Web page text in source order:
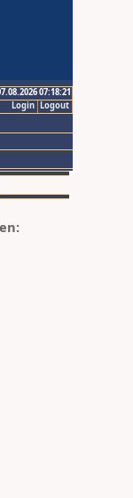
07:18:21
Logout
Login